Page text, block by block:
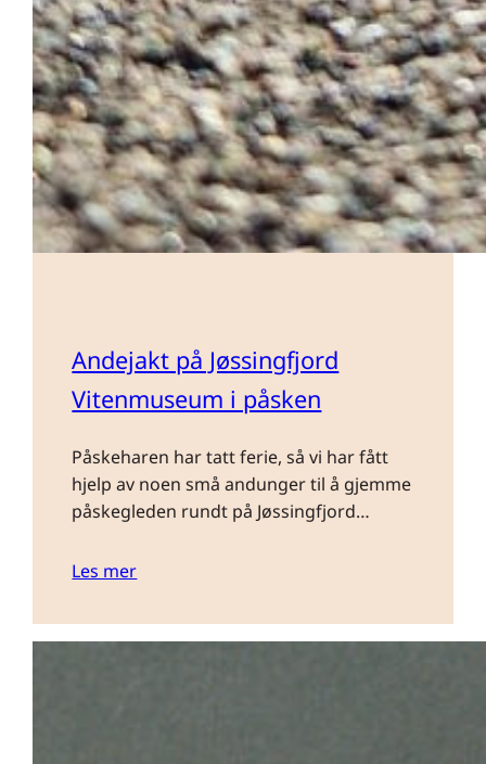
Andejakt på Jøssingfjord
Vitenmuseum i påsken
Påskeharen har tatt ferie, så vi har fått
hjelp av noen små andunger til å gjemme
påskegleden rundt på Jøssingfjord…
Les mer